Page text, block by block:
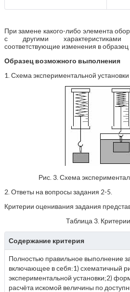
При замене какого-либо элемента
с другими
соответствующие изменения в
Образец возможного выполнения
1. Схема экспериментальной
Рис. 3. Схема
2. Ответы на вопросы задания 2-5.
Критерии оценивания задания
Таблица 3.
Содержание критерия
Полностью правильное выполнение
включающее в себя:1) схематичный
экспериментальной установки;2)
расчёта искомой величины по